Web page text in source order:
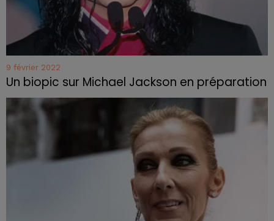
9 février 2022
Un biopic sur Michael Jackson en préparation